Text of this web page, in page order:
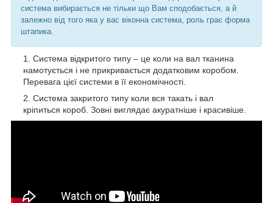
система вибирається не тільки що Вам сподобається, а й
залежно від того яка у вас віконна система, роль грає форма
штапика.
Система відкритого типу – це коли на вал тканина
намотується і не прикривається додатковим коробом.
Перевага цієї системи в її економічності.
Система закритого типу коли вся такать і вал
кріпиться короб. Зовні виглядає акуратніше і красивіше.